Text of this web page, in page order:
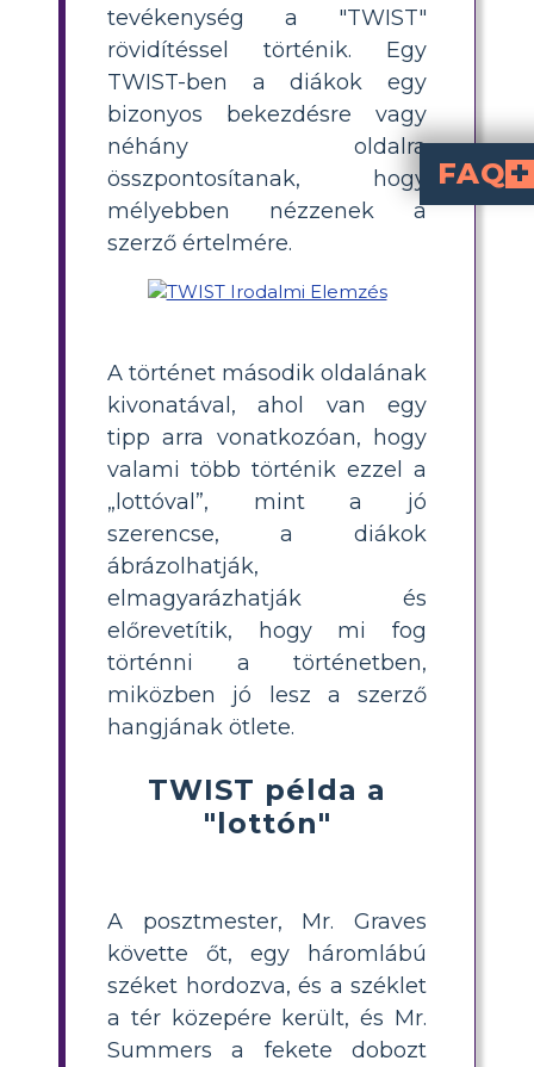
tevékenység a "TWIST"
rövidítéssel történik. Egy
TWIST-ben a diákok egy
bizonyos bekezdésre vagy
néhány oldalra
összpontosítanak, hogy
mélyebben nézzenek a
szerző értelmére.
A történet második oldalának
kivonatával, ahol van egy
tipp arra vonatkozóan, hogy
valami több történik ezzel a
„lottóval”, mint a jó
szerencse, a diákok
ábrázolhatják,
elmagyarázhatják és
előrevetítik, hogy mi fog
történni a történetben,
miközben jó lesz a szerző
hangjának ötlete.
TWIST példa a
"lottón"
A posztmester, Mr. Graves
követte őt, egy háromlábú
széket hordozva, és a széklet
a tér közepére került, és Mr.
Summers a fekete dobozt
FAQ